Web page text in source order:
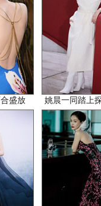
盛放 姚晨一同踏上